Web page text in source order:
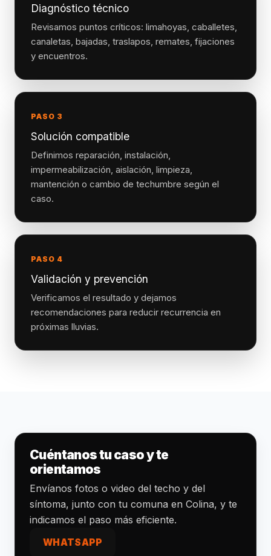
Diagnóstico técnico
Revisamos puntos críticos: limahoyas, caballetes,
canaletas, bajadas, traslapos, remates, fijaciones
y encuentros.
PASO 3
Solución compatible
Definimos reparación, instalación,
impermeabilización, aislación, limpieza,
mantención o cambio de techumbre según el
caso.
PASO 4
Validación y prevención
Verificamos el resultado y dejamos
recomendaciones para reducir recurrencia en
próximas lluvias.
Cuéntanos tu caso y te
orientamos
Envíanos fotos o video del techo y del
síntoma, junto con tu comuna en Colina, y te
indicamos el paso más eficiente.
WHATSAPP